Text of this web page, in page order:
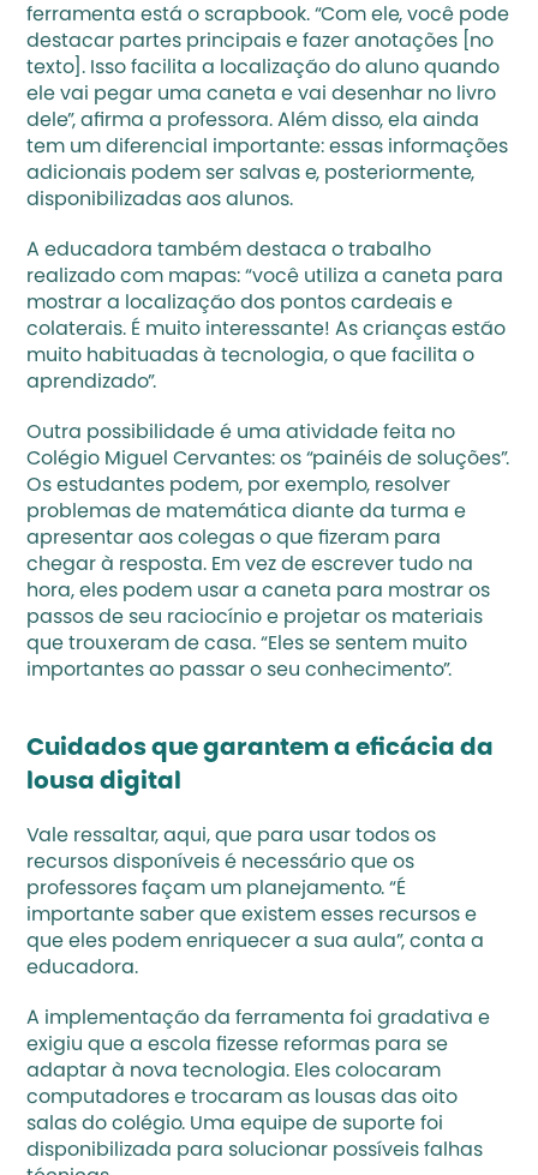
ferramenta está o scrapbook. “Com ele, você pode
destacar partes principais e fazer anotações [no
texto]. Isso facilita a localização do aluno quando
ele vai pegar uma caneta e vai desenhar no livro
dele”, afirma a professora. Além disso, ela ainda
tem um diferencial importante: essas informações
adicionais podem ser salvas e, posteriormente,
disponibilizadas aos alunos.
A educadora também destaca o trabalho
realizado com mapas: “você utiliza a caneta para
mostrar a localização dos pontos cardeais e
colaterais. É muito interessante! As crianças estão
muito habituadas à tecnologia, o que facilita o
aprendizado”.
Outra possibilidade é uma atividade feita no
Colégio Miguel Cervantes: os “painéis de soluções”.
Os estudantes podem, por exemplo, resolver
problemas de matemática diante da turma e
apresentar aos colegas o que fizeram para
chegar à resposta. Em vez de escrever tudo na
hora, eles podem usar a caneta para mostrar os
passos de seu raciocínio e projetar os materiais
que trouxeram de casa. “Eles se sentem muito
importantes ao passar o seu conhecimento”.
Cuidados que garantem a eficácia da
lousa digital
Vale ressaltar, aqui, que para usar todos os
recursos disponíveis é necessário que os
professores façam um planejamento. “É
importante saber que existem esses recursos e
que eles podem enriquecer a sua aula”, conta a
educadora.
A implementação da ferramenta foi gradativa e
exigiu que a escola fizesse reformas para se
adaptar à nova tecnologia. Eles colocaram
computadores e trocaram as lousas das oito
salas do colégio. Uma equipe de suporte foi
disponibilizada para solucionar possíveis falhas